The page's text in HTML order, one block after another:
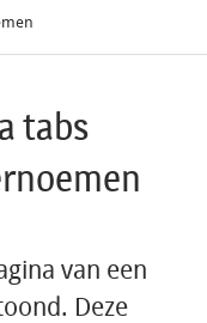
tabs
van een
Deze